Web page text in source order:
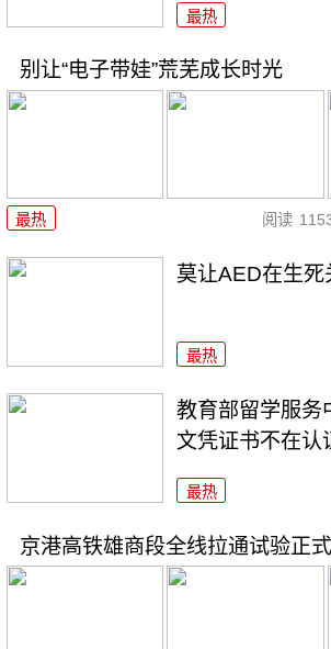
最热
别让“电子带娃”荒芜成长时光
最热 阅读
莫让AED在生死
最热
教育部留学服务
文凭证书不在认
最热
京港高铁雄商段全线拉通试验正